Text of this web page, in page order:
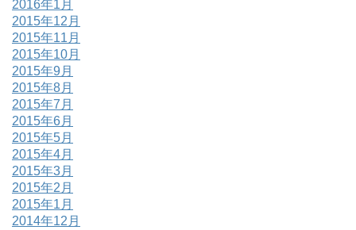
2016年1月
2015年12月
2015年11月
2015年10月
2015年9月
2015年8月
2015年7月
2015年6月
2015年5月
2015年4月
2015年3月
2015年2月
2015年1月
2014年12月